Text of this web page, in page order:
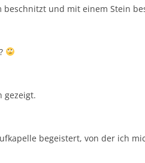
und mit einem Stein
gezeigt.
begeistert, von der ich